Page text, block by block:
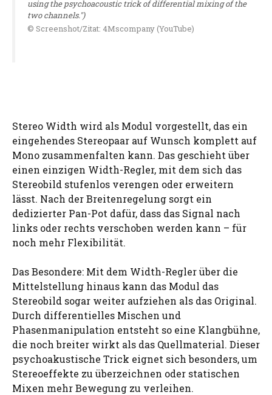
using the psychoacoustic trick of differential mixing of the
two channels.")
© Screenshot/Zitat: 4Mscompany (YouTube)
Stereo Width wird als Modul vorgestellt, das ein
eingehendes Stereopaar auf Wunsch komplett auf
Mono zusammenfalten kann. Das geschieht über
einen einzigen Width-Regler, mit dem sich das
Stereobild stufenlos verengen oder erweitern
lässt. Nach der Breitenregelung sorgt ein
dedizierter Pan-Pot dafür, dass das Signal nach
links oder rechts verschoben werden kann – für
noch mehr Flexibilität.
Das Besondere: Mit dem Width-Regler über die
Mittelstellung hinaus kann das Modul das
Stereobild sogar weiter aufziehen als das Original.
Durch differentielles Mischen und
Phasenmanipulation entsteht so eine Klangbühne,
die noch breiter wirkt als das Quellmaterial. Dieser
psychoakustische Trick eignet sich besonders, um
Stereoeffekte zu überzeichnen oder statischen
Mixen mehr Bewegung zu verleihen.